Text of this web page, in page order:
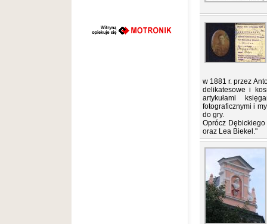
w 1881 r. przez
delikatesowe i
artykułami
fotograficznymi i
do gry.
Oprócz
oraz Lea Biekel."